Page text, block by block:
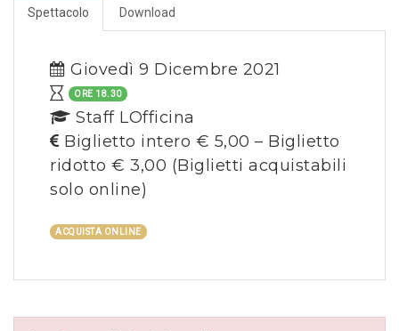
Spettacolo Download
Giovedì 9 Dicembre 2021
ORE 18.30
Staff LOfficina
Biglietto intero € 5,00 – Biglietto
ridotto € 3,00 (Biglietti acquistabili
solo online)
ACQUISTA ONLINE